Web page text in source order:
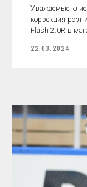
Уважаемые
коррекция
Flash 2.0R в
22.03.2024